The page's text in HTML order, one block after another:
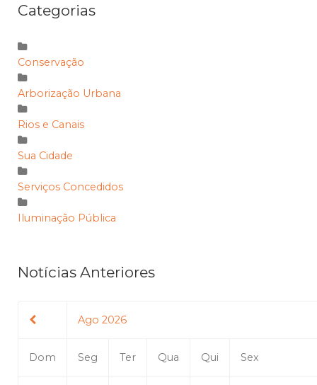
Categorias
Conservação
Arborização Urbana
Rios e Canais
Sua Cidade
Serviços Concedidos
Iluminação Pública
Notícias Anteriores
Ago 2026
Dom Seg Ter Qua Qui Sex